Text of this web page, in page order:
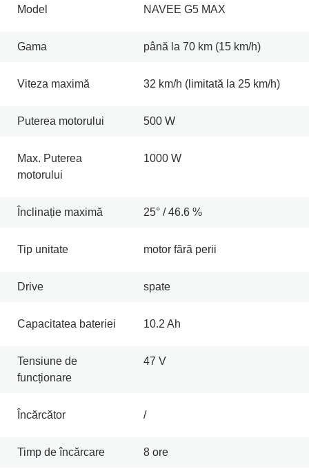
Model NAVEE G5 MAX
Gama până la 70 km (15 km/h)
Viteza maximă 32 km/h (limitată la 25 km/h)
Puterea motorului 500 W
Max. Puterea
motorului
1000 W
Înclinație maximă 25° / 46.6 %
Tip unitate motor fără perii
Drive spate
Capacitatea bateriei 10.2 Ah
Tensiune de
funcționare
47 V
Încărcător /
Timp de încărcare 8 ore